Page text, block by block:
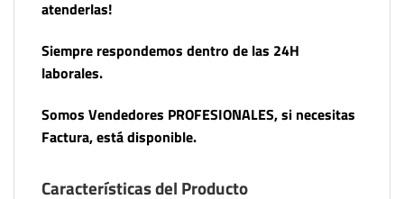
atenderlas!
Siempre respondemos dentro de las 24H
laborales.
Somos Vendedores PROFESIONALES, si necesitas
Factura, está disponible.
Características del Producto